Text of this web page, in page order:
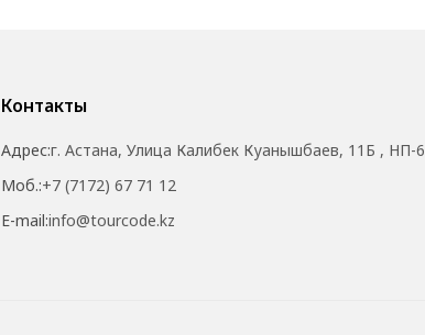
Контакты
Адрес:г. Астана, Улица Калибек Куанышбаев, 11Б , НП-6
Моб.:+7 (7172) 67 71 12
E-mail:info@tourcode.kz